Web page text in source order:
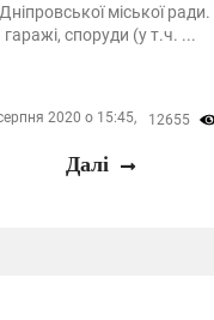
міської ради.
гаражі, споруди (у т.ч. ...
2020 о 15:45, 12655
Далі